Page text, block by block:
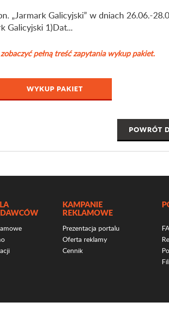
„Jarmark Galicyjski” w dniach 26.06.-
Galicyjski 1)Dat...
pełną treść zapytania wykup pakiet.
WYKUP PAKIET
POWRÓT
KAMPANIE
REKLAMOWE
Prezentacja portalu
Oferta reklamy
Cennik